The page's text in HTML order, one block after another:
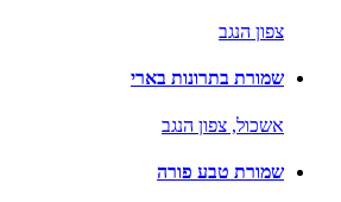
צפון הנגב
שמורת בתרונות בארי
אשכול, צפון הנגב
שמורת טבע פורה